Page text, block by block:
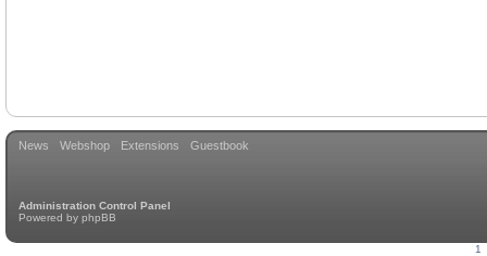
News Webshop Extensions Guestbook
Administration Control Panel
Powered by phpBB
1